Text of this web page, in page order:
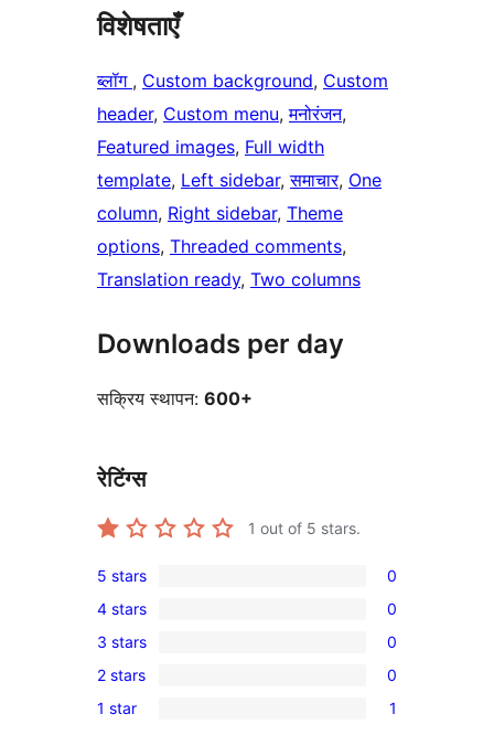
विशेषताएँ
ब्लॉग , Custom background, Custom
header, Custom menu, मनोरंजन
Featured images, Full width
template, Left sidebar, समाचार, One
column, Right sidebar, Theme
options, Threaded comments
Translation ready, Two columns
Downloads per day
सक्रिय स्थापन: 600+
रेटिंग्स
1 out of 5 stars.
0
5-
star
reviews
5 stars 0
0
4-
star
reviews
4 stars 0
0
3-
star
3 stars 0
0
2-
2 stars 0
1
1 star 1